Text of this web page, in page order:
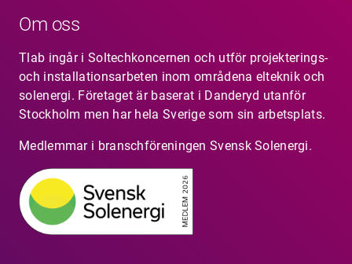
Pressrum
Om oss
Tlab ingår i Soltechkoncernen och utför projekterings-
och installationsarbeten inom områdena elteknik och
solenergi. Företaget är baserat i Danderyd utanför
Stockholm men har hela Sverige som sin arbetsplats.
Medlemmar i branschföreningen Svensk Solenergi.